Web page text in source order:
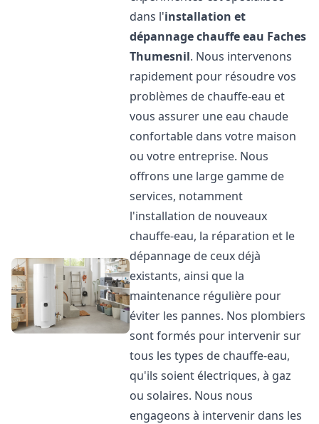
dans l'installation et
dépannage chauffe eau Faches
Thumesnil. Nous intervenons
rapidement pour résoudre vos
problèmes de chauffe-eau et
vous assurer une eau chaude
confortable dans votre maison
ou votre entreprise. Nous
offrons une large gamme de
services, notamment
l'installation de nouveaux
chauffe-eau, la réparation et le
dépannage de ceux déjà
existants, ainsi que la
maintenance régulière pour
éviter les pannes. Nos plombiers
sont formés pour intervenir sur
tous les types de chauffe-eau,
qu'ils soient électriques, à gaz
ou solaires. Nous nous
engageons à intervenir dans les